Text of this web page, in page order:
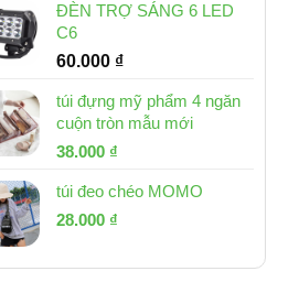
ĐÈN TRỢ SÁNG 6 LED
C6
60.000 ₫
túi đựng mỹ phẩm 4 ngăn
cuộn tròn mẫu mới
Giá
là:
53.000 ₫.
38.000 ₫
tại
túi đeo chéo MOMO
Giá
là:
28.000 ₫
tại